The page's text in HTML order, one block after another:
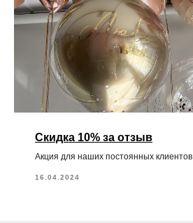
Скидка 10% за отзыв
Акция для наших постоянных клиентов
16.04.2024